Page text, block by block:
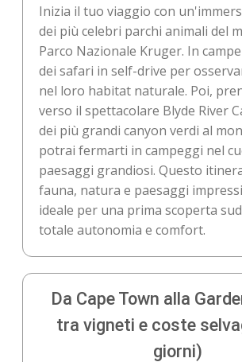
Inizia il tuo viaggio con
dei più celebri parchi animali del
Parco Nazionale Kruger. In
dei safari in self-drive per
nel loro habitat naturale. Poi,
verso il spettacolare Blyde River
dei più grandi canyon verdi al
potrai fermarti in campeggi nel
paesaggi grandiosi. Questo
fauna, natura e paesaggi
ideale per una prima scoperta
totale autonomia e comfort.
Da Cape Town alla
tra vigneti e coste
giorni)